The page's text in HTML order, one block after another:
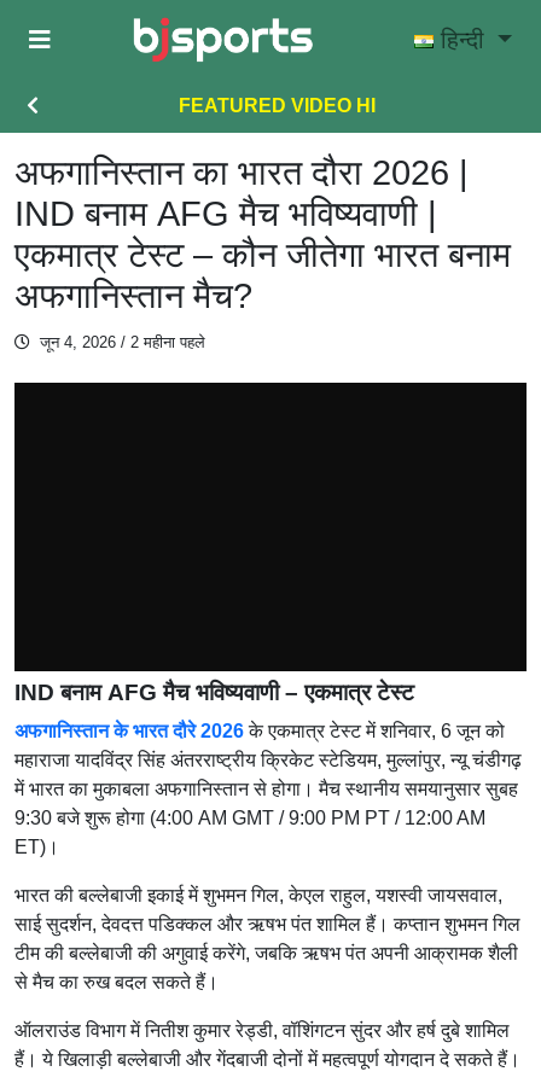
Skip to main content
हिन्दी
FEATURED VIDEO HI
अफगानिस्तान का भारत दौरा 2026 |
IND बनाम AFG मैच भविष्यवाणी |
एकमात्र टेस्ट – कौन जीतेगा भारत बनाम
अफगानिस्तान मैच?
जून 4, 2026 / 2 महीना पहले
IND बनाम AFG मैच भविष्यवाणी – एकमात्र टेस्ट
अफगानिस्तान के भारत दौरे 2026के एकमात्र टेस्ट में शनिवार, 6 जून को
महाराजा यादविंद्र सिंह अंतरराष्ट्रीय क्रिकेट स्टेडियम, मुल्लांपुर, न्यू चंडीगढ़
में भारत का मुकाबला अफगानिस्तान से होगा। मैच स्थानीय समयानुसार सुबह
9:30 बजे शुरू होगा (4:00 AM GMT / 9:00 PM PT / 12:00 AM
ET)।
भारत की बल्लेबाजी इकाई में शुभमन गिल, केएल राहुल, यशस्वी जायसवाल,
साई सुदर्शन, देवदत्त पडिक्कल और ऋषभ पंत शामिल हैं। कप्तान शुभमन गिल
टीम की बल्लेबाजी की अगुवाई करेंगे, जबकि ऋषभ पंत अपनी आक्रामक शैली
से मैच का रुख बदल सकते हैं।
ऑलराउंड विभाग में नितीश कुमार रेड्डी, वॉशिंगटन सुंदर और हर्ष दुबे शामिल
हैं। ये खिलाड़ी बल्लेबाजी और गेंदबाजी दोनों में महत्वपूर्ण योगदान दे सकते हैं।